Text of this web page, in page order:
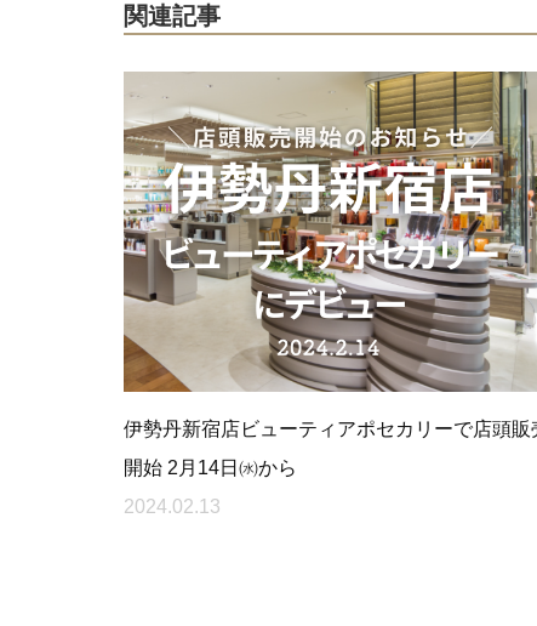
関連記事
伊勢丹新宿店ビューティアポセカリーで店頭販
開始 2月14日㈬から
2024.02.13